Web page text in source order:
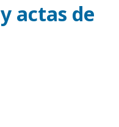
actas de